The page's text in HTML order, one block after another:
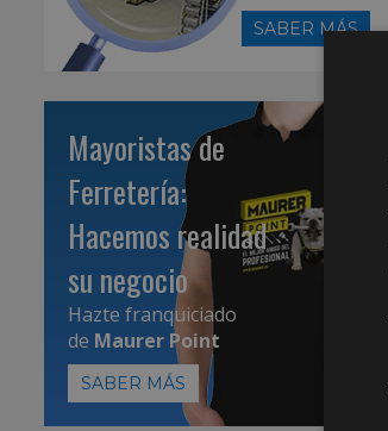
SABER MÁS
Mayoristas de
Ferretería:
Hacemos realidad
su negocio
Hazte franquiciado
de Maurer Point
SABER MÁS